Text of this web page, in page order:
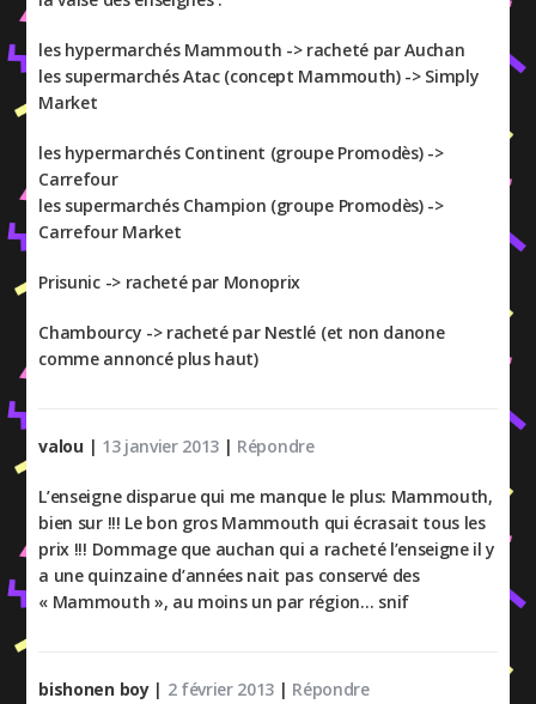
les hypermarchés Mammouth -> racheté par Auchan
les supermarchés Atac (concept Mammouth) -> Simply
Market
les hypermarchés Continent (groupe Promodès) ->
Carrefour
les supermarchés Champion (groupe Promodès) ->
Carrefour Market
Prisunic -> racheté par Monoprix
Chambourcy -> racheté par Nestlé (et non danone
comme annoncé plus haut)
valou | 13 janvier 2013 | Répondre
L’enseigne disparue qui me manque le plus: Mammouth,
bien sur !!! Le bon gros Mammouth qui écrasait tous les
prix !!! Dommage que auchan qui a racheté l’enseigne il y
a une quinzaine d’années nait pas conservé des
« Mammouth », au moins un par région… snif
bishonen boy | 2 février 2013 | Répondre